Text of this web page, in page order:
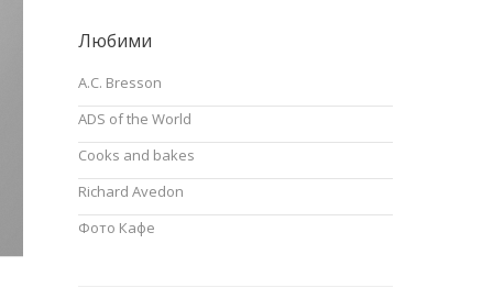
Любими
A.C. Bresson
ADS of the World
Cooks and bakes
Richard Avedon
Фото Кафе